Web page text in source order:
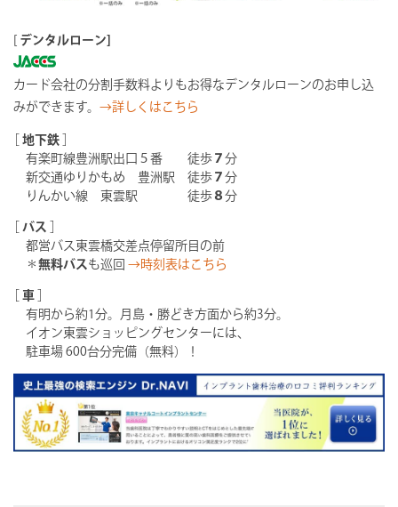
デンタルローン]
カード会社の分割手数料よりもお得なデンタルローンのお申し込
みができます。 →詳しくはこちら
地下鉄
有楽町線豊洲駅出口５番 徒歩 ７ 分
新交通ゆりかもめ 豊洲駅 徒歩 ７ 分
りんかい線 東雲駅 徒歩 ８ 分
バス
都営バス東雲橋交差点停留所目の前
＊ 無料バス も巡回 →時刻表はこちら
車
有明から約1分。月島・勝どき方面から約3分。
イオン東雲ショッピングセンターには、
駐車場 600台分完備（無料）！